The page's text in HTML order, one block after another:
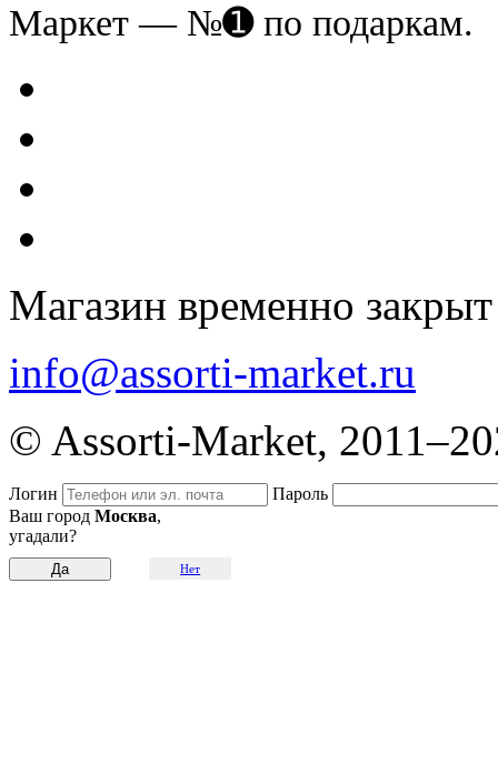
Маркет — №➊ по подаркам.
Магазин временно закрыт
info@assorti-market.ru
© Assorti-Market,
Логин
Пароль
Ваш город Москва,
угадали?
Нет